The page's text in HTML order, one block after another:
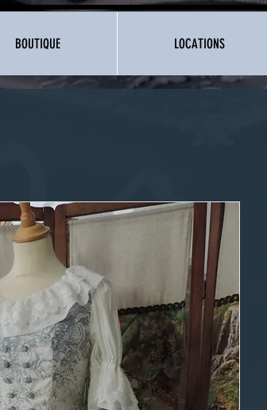
BOUTIQUE LOCATIONS